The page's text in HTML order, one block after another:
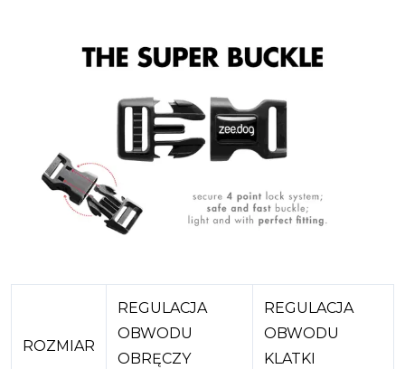
ROZMIAR
REGULACJA
OBWODU
OBRĘCZY
REGULACJA
OBWODU
KLATKI